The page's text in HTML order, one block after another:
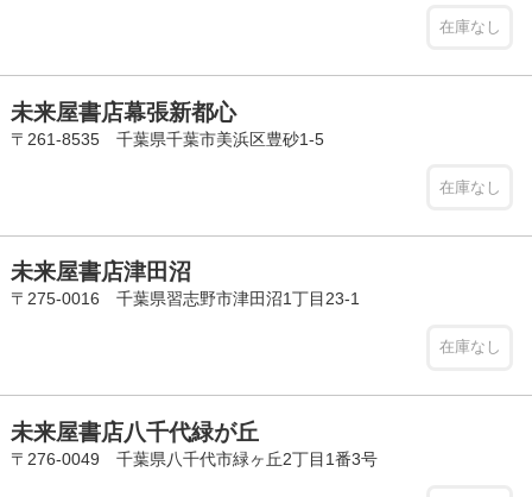
在庫なし
未来屋書店幕張新都心
〒261-8535 千葉県千葉市美浜区豊砂1-5
在庫なし
未来屋書店津田沼
〒275-0016 千葉県習志野市津田沼1丁目23-1
在庫なし
未来屋書店八千代緑が丘
〒276-0049 千葉県八千代市緑ヶ丘2丁目1番3号